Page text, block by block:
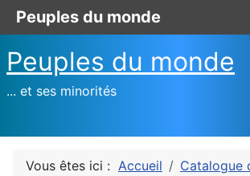
Peuples du monde
... et ses minorités
Vous êtes ici : Accueil
Catalogue
Peuples du monde